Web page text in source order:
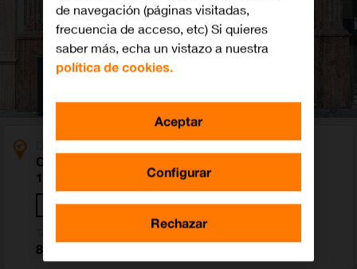
Dirección
Calle Sagrada Familia 20
18015 Granada (Granada)
Cómo llegar
858 716 643
de navegación (páginas visitadas,
frecuencia de acceso, etc) Si quieres
saber más, echa un vistazo a nuestra
política de cookies.
Configurar
Rechazar
Aceptar